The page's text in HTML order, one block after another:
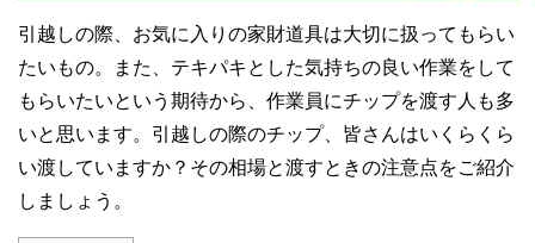
引越しの際、お気に入りの家財道具は大切に扱ってもらい
たいもの。また、テキパキとした気持ちの良い作業をして
もらいたいという期待から、作業員にチップを渡す人も多
いと思います。引越しの際のチップ、皆さんはいくらくら
い渡していますか？その相場と渡すときの注意点をご紹介
しましょう。